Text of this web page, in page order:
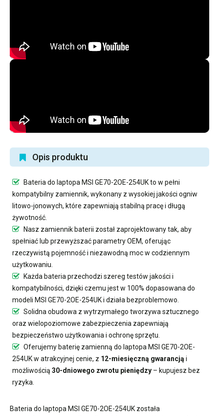
Opis produktu
Bateria do laptopa MSI GE70-2OE-254UKto w pełni
kompatybilny zamiennik, wykonany z wysokiej jakości ogniw
litowo-jonowych, które zapewniają stabilną pracę i długą
żywotność.
Nasz zamiennik baterii został zaprojektowany tak, aby
spełniać lub przewyższać parametry OEM, oferując
rzeczywistą pojemność i niezawodną moc w codziennym
użytkowaniu.
Każda bateria przechodzi szereg testów jakości i
kompatybilności, dzięki czemu jest w 100% dopasowana do
modeli MSI GE70-2OE-254UK i działa bezproblemowo.
Solidna obudowa z wytrzymałego tworzywa sztucznego
oraz wielopoziomowe zabezpieczenia zapewniają
bezpieczeństwo użytkowania i ochronę sprzętu.
Oferujemy baterię zamienną do laptopa MSI GE70-2OE-
254UKw atrakcyjnej cenie, z 12-miesięczną gwarancją i
możliwością 30-dniowego zwrotu pieniędzy – kupujesz bez
ryzyka.
Bateria do laptopa MSI GE70-2OE-254UK została